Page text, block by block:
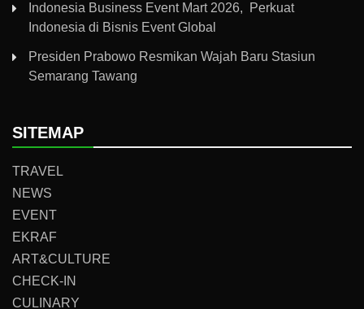
Indonesia Business Event Mart 2026, Perkuat
Indonesia di Bisnis Event Global
Presiden Prabowo Resmikan Wajah Baru Stasiun
Semarang Tawang
SITEMAP
TRAVEL
NEWS
EVENT
EKRAF
ART&CULTURE
CHECK-IN
CULINARY